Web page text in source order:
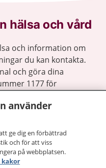
hälsa och vård
och information om
du kan kontakta.
och göra dina
1177 för
bättre.
använder
ge dig en förbättrad
och för att viss
på webbplatsen.
kakor